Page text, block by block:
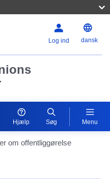
Log ind dansk
Hjælp Søg Menu
om offentliggørelse
Portlet